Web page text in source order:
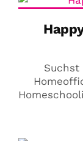
Suchst